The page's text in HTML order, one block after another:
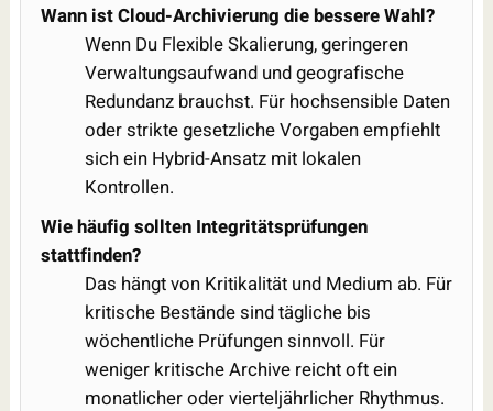
Wann ist Cloud-Archivierung die bessere Wahl?
Wenn Du Flexible Skalierung, geringeren
Verwaltungsaufwand und geografische
Redundanz brauchst. Für hochsensible Daten
oder strikte gesetzliche Vorgaben empfiehlt
sich ein Hybrid-Ansatz mit lokalen
Kontrollen.
Wie häufig sollten Integritätsprüfungen
stattfinden?
Das hängt von Kritikalität und Medium ab. Für
kritische Bestände sind tägliche bis
wöchentliche Prüfungen sinnvoll. Für
weniger kritische Archive reicht oft ein
monatlicher oder vierteljährlicher Rhythmus.